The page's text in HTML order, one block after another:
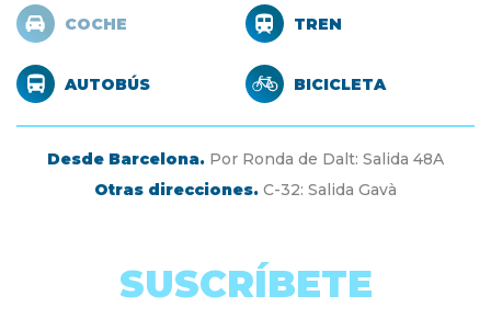
COCHE TREN
AUTOBÚS BICICLETA
Desde Barcelona. Por Ronda de Dalt: Salida 48A
Otras direcciones. C-32: Salida Gavà
SUSCRÍBETE